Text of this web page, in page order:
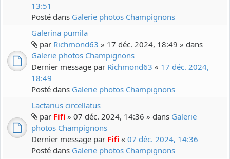
13:51
Posté dans Galerie photos Champignons
Galerina pumila
par Richmond63 » 17 déc. 2024, 18:49 » dans
Galerie photos Champignons
Dernier message par Richmond63 « 17 déc. 2024,
18:49
Posté dans Galerie photos Champignons
Lactarius circellatus
par Fifi » 07 déc. 2024, 14:36 » dans Galerie
photos Champignons
Dernier message par Fifi « 07 déc. 2024, 14:36
Posté dans Galerie photos Champignons